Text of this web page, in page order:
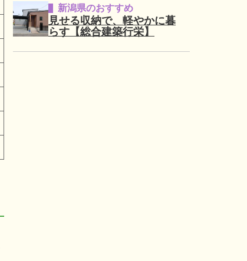
新潟県のおすすめ
見せる収納で、軽やかに暮
らす【総合建築行栄】